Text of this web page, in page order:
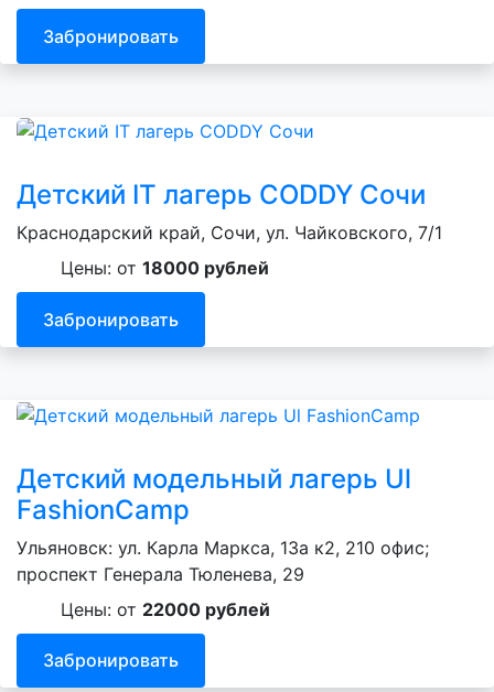
Забронировать
Детский IT лагерь CODDY Сочи
Краснодарский край, Сочи, ул. Чайковского, 7/1
Цены: от 18000 рублей
Забронировать
Детский модельный лагерь Ul
FashionCamp
Ульяновск: ул. Карла Маркса, 13а к2, 210 офис;
проспект Генерала Тюленева, 29
Цены: от 22000 рублей
Забронировать